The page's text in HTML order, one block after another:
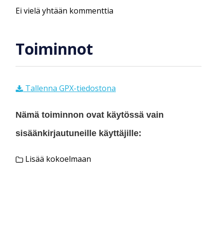
Ei vielä yhtään kommenttia
Toiminnot
Tallenna GPX-tiedostona
Nämä toiminnon ovat käytössä vain
sisäänkirjautuneille käyttäjille:
Lisää kokoelmaan